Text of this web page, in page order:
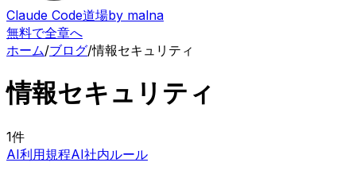
Claude Code道場by malna
無料で全章へ
ホーム/ブログ/情報セキュリティ
情報セキュリティ
1件
AI利用規程AI社内ルール